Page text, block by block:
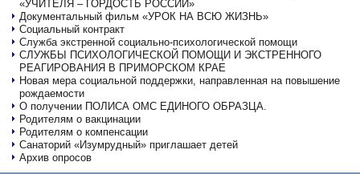
«УЧИТЕЛЯ – ГОРДОСТЬ РОССИИ»
Документальный фильм «УРОК НА ВСЮ ЖИЗНЬ»
Социальный контракт
Служба экстренной социально-психологической помощи
СЛУЖБЫ ПСИХОЛОГИЧЕСКОЙ ПОМОЩИ И ЭКСТРЕННОГО
РЕАГИРОВАНИЯ В ПРИМОРСКОМ КРАЕ
Новая мера социальной поддержки, направленная на повышение
рождаемости
О получении ПОЛИСА ОМС ЕДИНОГО ОБРАЗЦА.
Родителям о вакцинации
Родителям о компенсации
Санаторий «Изумрудный» приглашает детей
Архив опросов